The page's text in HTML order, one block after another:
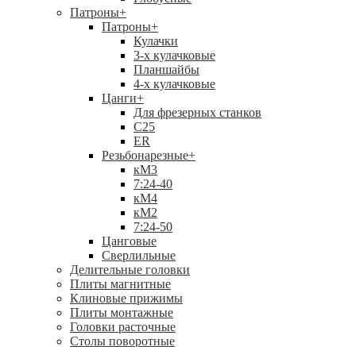
Патроны+
Патроны+
Кулачки
3-х кулачковые
Планшайбы
4-х кулачковые
Цанги+
Для фрезерных станков
С25
ER
Резьбонарезные+
кМ3
7:24-40
кМ4
кМ2
7:24-50
Цанговые
Сверлильные
Делительные головки
Плиты магнитные
Клиновые прижимы
Плиты монтажные
Головки расточные
Столы поворотные